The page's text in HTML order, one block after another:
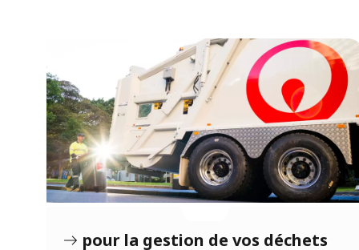
pour la gestion de vos déchets